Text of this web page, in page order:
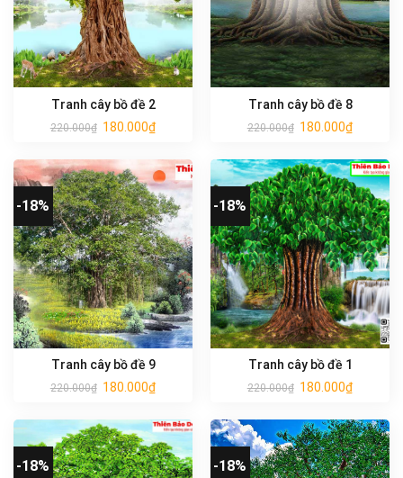
Tranh cây bồ đề 2
220.000₫ 180.000₫
Tranh cây bồ đề 8
220.000₫ 180.000₫
-18%
Tranh cây bồ đề 9
220.000₫ 180.000₫
-18%
Tranh cây bồ đề 1
220.000₫ 180.000₫
-18% -18%